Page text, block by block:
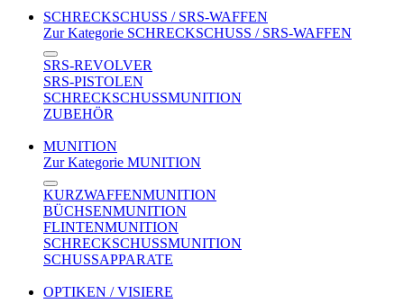
SCHRECKSCHUSS / SRS-WAFFEN
Zur Kategorie SCHRECKSCHUSS / SRS-WAFFEN
SRS-REVOLVER
SRS-PISTOLEN
SCHRECKSCHUSSMUNITION
ZUBEHÖR
MUNITION
Zur Kategorie MUNITION
KURZWAFFENMUNITION
BÜCHSENMUNITION
FLINTENMUNITION
SCHRECKSCHUSSMUNITION
SCHUSSAPPARATE
OPTIKEN / VISIERE